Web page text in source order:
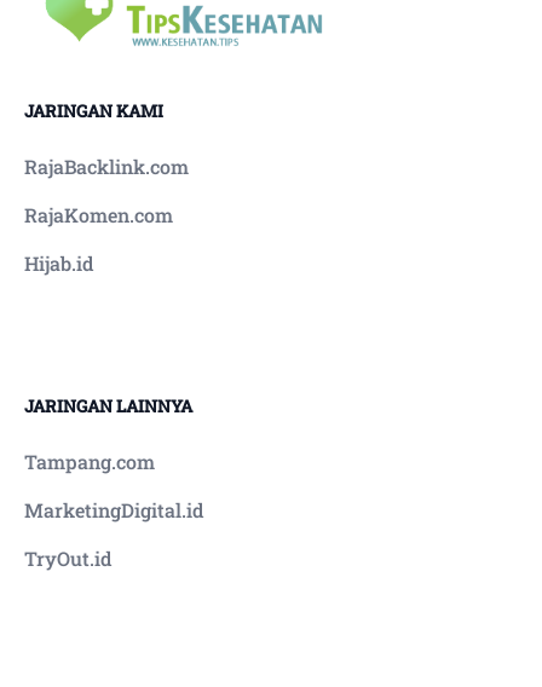
JARINGAN KAMI
RajaBacklink.com
RajaKomen.com
Hijab.id
JARINGAN LAINNYA
Tampang.com
MarketingDigital.id
TryOut.id